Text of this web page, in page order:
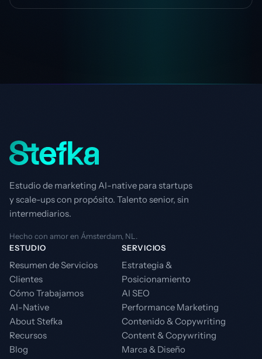
Estudio de marketing AI-native para startups
y scale-ups con propósito. Talento senior, sin
intermediarios.
Hecho con amor en Ámsterdam, NL.
ESTUDIO
Resumen de Servicios
Clientes
Cómo Trabajamos
AI-Native
About Stefka
Recursos
Blog
SERVICIOS
Estrategia &
Posicionamiento
AI SEO
Performance Marketing
Contenido & Copywriting
Content & Copywriting
Marca & Diseño